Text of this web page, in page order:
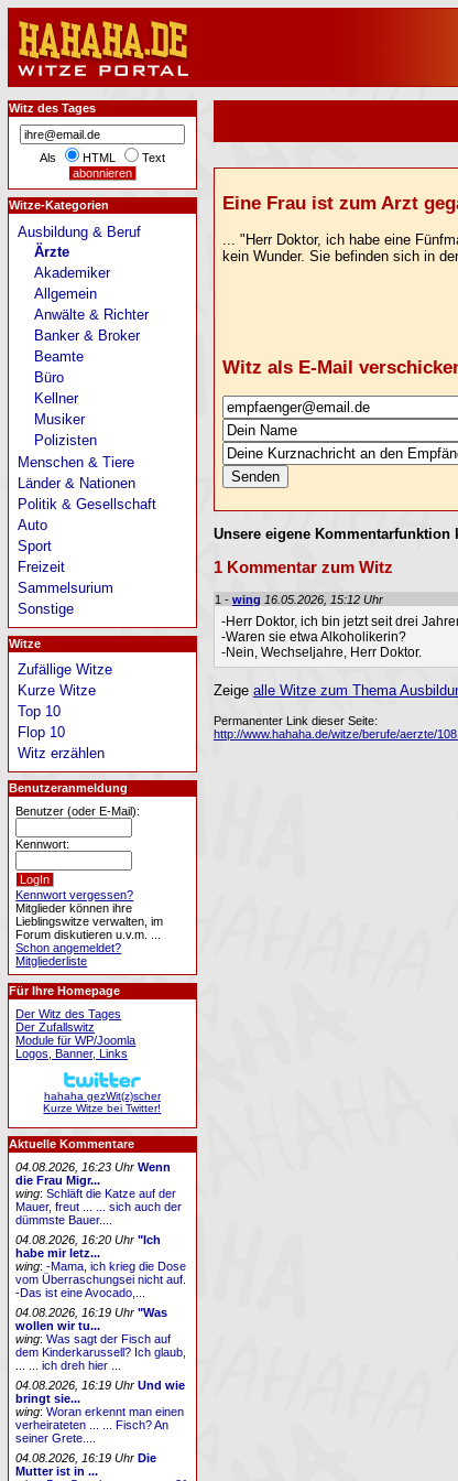
Eine Frau ist zum Arzt
... "Herr Doktor, ich habe eine
kein Wunder. Sie befinden sich in
Witz als E-Mail
Unsere eigene
1 Kommentar zum Witz
1 - wing 16.05.2026, 15:12 Uhr
-Herr Doktor, ich bin jetzt seit drei
-Waren sie etwa Alkoholikerin?
-Nein, Wechseljahre, Herr Doktor.
Zeige alle Witze zum Thema
Permanenter Link dieser Seite:
http://www.hahaha.de/witze/berufe/aerzte/
Witz des Tages
Als HTML Text
Witze-Kategorien
Ausbildung & Beruf
Ärzte
Akademiker
Allgemein
Anwälte & Richter
Banker & Broker
Beamte
Büro
Kellner
Musiker
Polizisten
Menschen & Tiere
Länder & Nationen
Politik & Gesellschaft
Auto
Sport
Freizeit
Sammelsurium
Sonstige
Witze
Zufällige Witze
Kurze Witze
Top 10
Flop 10
Witz erzählen
Benutzeranmeldung
Benutzer (oder E-Mail):
Kennwort:
Kennwort vergessen?
Mitglieder können ihre
Lieblingswitze verwalten, im
Forum diskutieren u.v.m. ...
Schon angemeldet?
Mitgliederliste
Für Ihre Homepage
Der Witz des Tages
Der Zufallswitz
Module für WP/Joomla
Logos, Banner, Links
hahaha gezWit(z)scher
Kurze Witze bei Twitter!
Aktuelle Kommentare
04.08.2026, 16:23 Uhr Wenn
die Frau Migr...
wing:Schläft die Katze auf der
Mauer, freut ... ... sich auch der
dümmste Bauer....
04.08.2026, 16:20 Uhr "Ich
habe mir letz...
wing:-Mama, ich krieg die Dose
vom Überraschungsei nicht auf.
-Das ist eine Avocado,...
04.08.2026, 16:19 Uhr "Was
wollen wir tu...
wing:Was sagt der Fisch auf
dem Kinderkarussell? Ich glaub,
... ... ich dreh hier ...
04.08.2026, 16:19 Uhr Und wie
bringt sie...
wing:Woran erkennt man einen
verheirateten ... ... Fisch? An
seiner Grete....
04.08.2026, 16:19 Uhr Die
Mutter ist in ...